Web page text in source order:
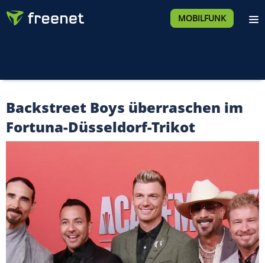
MOBILFUNK
Backstreet Boys überraschen im
Fortuna-Düsseldorf-Trikot